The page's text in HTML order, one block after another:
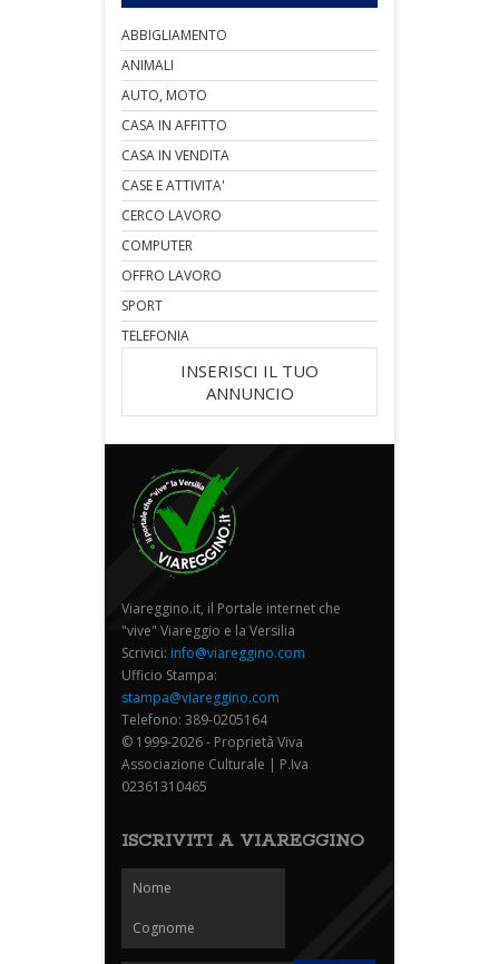
ABBIGLIAMENTO
ANIMALI
AUTO, MOTO
CASA IN AFFITTO
CASA IN VENDITA
CASE E ATTIVITA'
CERCO LAVORO
COMPUTER
OFFRO LAVORO
SPORT
TELEFONIA
INSERISCI IL TUO
ANNUNCIO
Viareggino.it, il Portale internet che
"vive" Viareggio e la Versilia
Scrivici: info@viareggino.com
Ufficio Stampa:
stampa@viareggino.com
Telefono: 389-0205164
© 1999-2026 - Proprietà Viva
Associazione Culturale | P.Iva
02361310465
ISCRIVITI A VIAREGGINO